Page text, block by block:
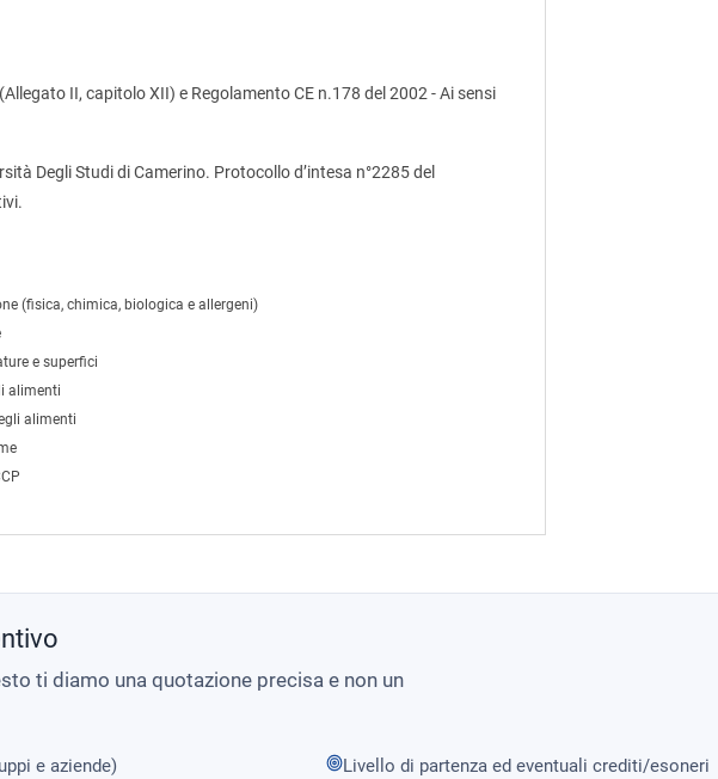
II, capitolo XII) e Regolamento CE n.178 del 2002 - Ai sensi
Degli Studi di Camerino. Protocollo d’intesa n°2285 del
(fisica, chimica, biologica e allergeni)
e superfici
alimenti
alimenti
ti diamo una quotazione precisa e non un
e aziende) Livello di partenza ed eventuali crediti/esoneri